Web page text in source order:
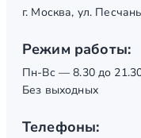
г. Москва, ул.
Режим работы:
Пн-Вс — 8.30 до
Без выходных
Телефоны: